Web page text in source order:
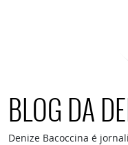
BLOG DA
Denize Bacoccina é